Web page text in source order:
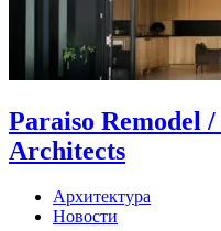
Paraiso Remodel
Architects
Архитектура
Новости